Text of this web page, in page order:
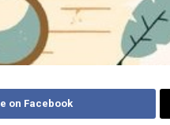
on Facebook